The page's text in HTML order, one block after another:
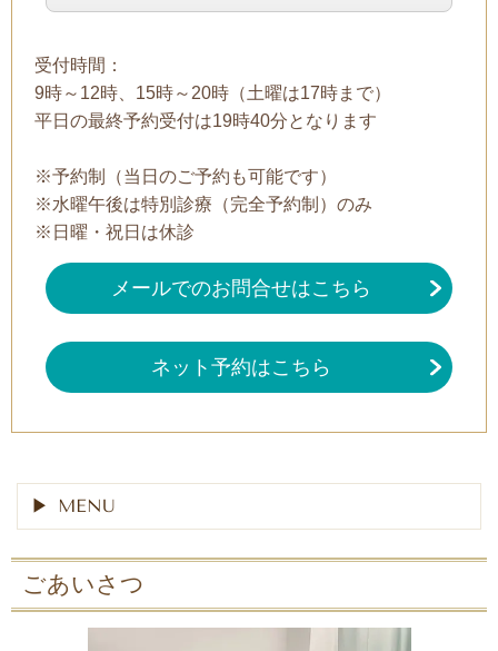
受付時間：
9時～12時、15時～20時（土曜は17時まで）
平日の最終予約受付は19時40分となります
※予約制（当日のご予約も可能です）
※水曜午後は特別診療（完全予約制）のみ
※日曜・祝日は休診
メールでのお問合せはこちら
ネット予約はこちら
MENU
ごあいさつ